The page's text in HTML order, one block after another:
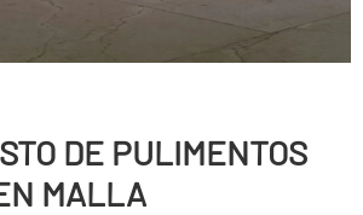
DE PULIMENTOS
MALLA